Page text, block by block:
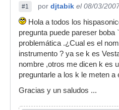
#1 por djtabik el 08/03/
Hola a todos los
pregunta puede pareser
problemática .¿Cual es el
instrumento ? ya se k es
nombre ,otros me dicen k es
preguntarle a los k le meten a
Gracias y un saludos ...